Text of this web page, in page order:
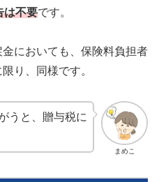
は不要です。
においても、保険料負担者
り、同様です。
まめこ
うと、贈与税に